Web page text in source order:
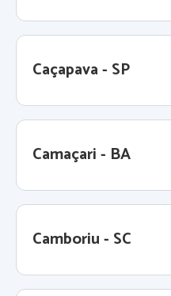
Caçapava - SP
Camaçari - BA
Camboriu - SC